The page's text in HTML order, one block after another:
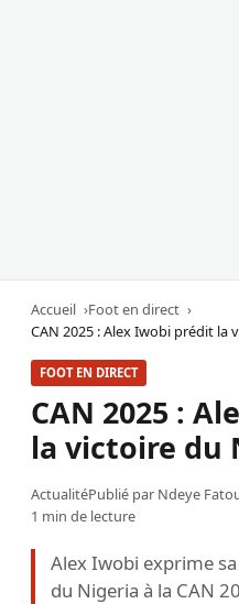
Accueil
Foot en direct
CAN 2025 : Alex Iwobi prédit la
FOOT EN DIRECT
CAN 2025 :
la victoire du
ActualitéPublié par Ndeye
1 min de lecture
Alex Iwobi exprime
du Nigeria à la CAN